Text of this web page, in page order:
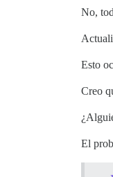
No,
Esto
Creo
El